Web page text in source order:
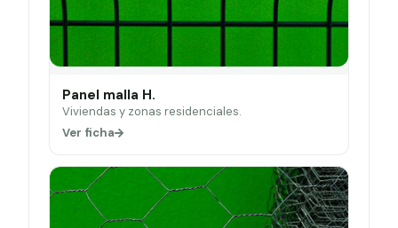
Panel malla H.
Viviendas y zonas residenciales.
Ver ficha